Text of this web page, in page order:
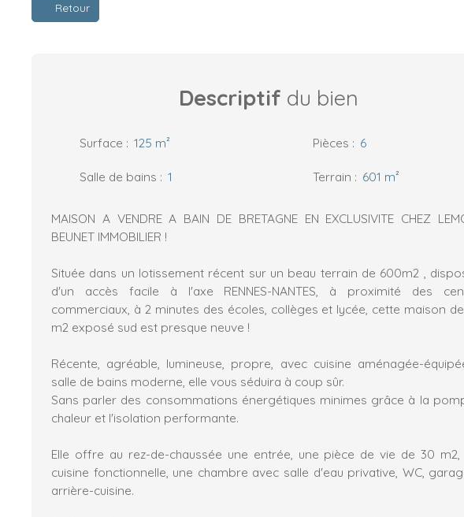
Retour
Descriptif du bien
Surface : 125 m² Pièces : 6
Salle de bains : 1 Terrain : 601 m²
MAISON A VENDRE A BAIN DE BRETAGNE EN EXCLUSIVITE CHEZ
BEUNET IMMOBILIER !
Située dans un lotissement récent sur un beau terrain de 600m2 ,
d'un accès facile à l'axe RENNES-NANTES, à proximité des
commerciaux, à 2 minutes des écoles, collèges et lycée, cette maison de
m2 exposé sud est presque neuve !
Récente, agréable, lumineuse, propre, avec cuisine aménagée-
salle de bains moderne, elle vous séduira à coup sûr.
Sans parler des consommations énergétiques minimes grâce à la
chaleur et l'isolation performante.
Elle offre au rez-de-chaussée une entrée, une pièce de vie de 30 m2,
cuisine fonctionnelle, une chambre avec salle d'eau privative, WC,
arrière-cuisine.